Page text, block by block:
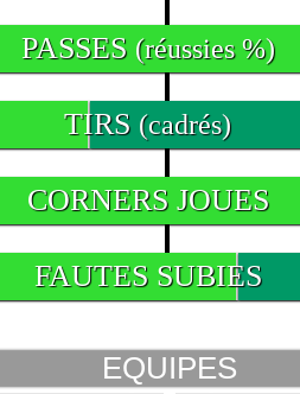
PASSES (réussies %)
TIRS (cadrés)
CORNERS JOUES
FAUTES SUBIES
EQUIPES